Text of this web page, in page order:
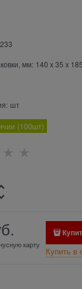
мм: 140 x35 x 185
шт
(100шт)
карту
Купить в